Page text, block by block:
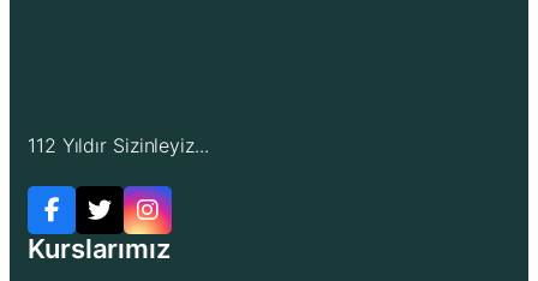
112 Yıldır Sizinleyiz...
Kurslarımız